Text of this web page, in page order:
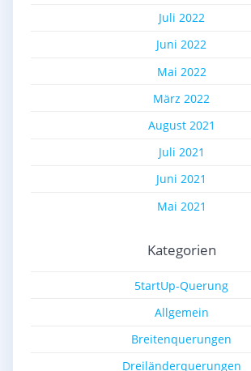
Juli 2022
Juni 2022
Mai 2022
März 2022
August 2021
Juli 2021
Juni 2021
Mai 2021
Kategorien
5tartUp-Querung
Allgemein
Breitenquerungen
Dreiländerquerungen